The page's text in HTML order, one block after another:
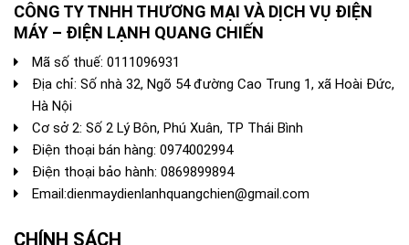
CÔNG TY TNHH THƯƠNG MẠI VÀ DỊCH VỤ ĐIỆN
MÁY – ĐIỆN LẠNH QUANG CHIẾN
Mã số thuế: 0111096931
Địa chỉ: Số nhà 32, Ngõ 54 đường Cao Trung 1, xã Hoài Đức,
Hà Nội
Cơ sở 2: Số 2 Lý Bôn, Phú Xuân, TP Thái Bình
Điện thoại bán hàng: 0974002994
Điện thoại bảo hành: 0869899894
Email:dienmaydienlanhquangchien@gmail.com
CHÍNH SÁCH